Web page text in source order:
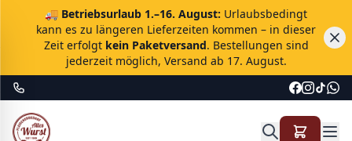
🚚 Betriebsurlaub 1.–16. August: Urlaubsbedingt
kann es zu längeren Lieferzeiten kommen – in dieser
Zeit erfolgt kein Paketversand. Bestellungen sind
jederzeit möglich, Versand ab 17. August.